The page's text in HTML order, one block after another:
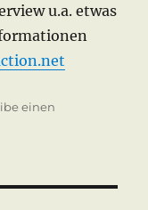
u.a. etwas
einen